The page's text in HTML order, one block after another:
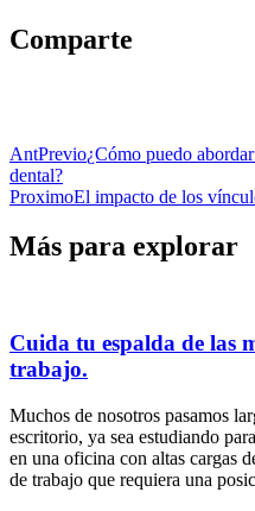
Comparte
AntPrevio¿Cómo puedo
dental?
ProximoEl impacto de los
Más para explorar
Cuida tu espalda de las
trabajo.
Muchos de nosotros pasamos
escritorio, ya sea estudiando
en una oficina con altas cargas
de trabajo que requiera una